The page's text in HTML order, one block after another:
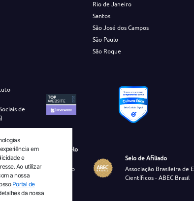
Rio de Janeiro
Santos
São José dos Campos
São Paulo
São Roque
de
Cientifica CEJAM Selo
Ciência Aberta
Instituto Brasileiro
em Ciência e
- IBICT
Selo de Afiliado
Associação Brasileira de
Científicos - ABEC Brasil
em
e
Ao utilizar
a nossa
Portal de
da nossa